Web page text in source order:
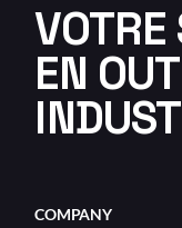
VOTRE
EN
COMPANY